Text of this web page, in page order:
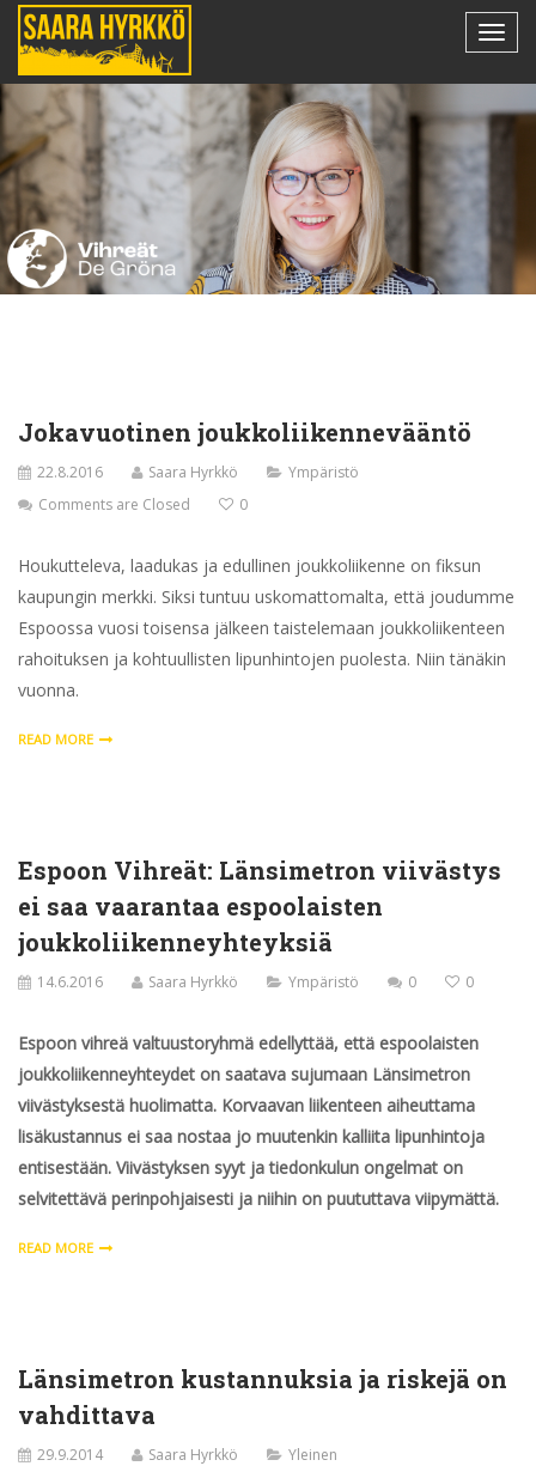
Jokavuotinen joukkoliikennevääntö
22.8.2016 Saara Hyrkkö
Ympäristö
Comments are Closed
0
Houkutteleva, laadukas ja edullinen joukkoliikenne on fiksun
kaupungin merkki. Siksi tuntuu uskomattomalta, että joudumme
Espoossa vuosi toisensa jälkeen taistelemaan joukkoliikenteen
rahoituksen ja kohtuullisten lipunhintojen puolesta. Niin tänäkin
vuonna.
READ MORE
Espoon Vihreät: Länsimetron viivästys
ei saa vaarantaa espoolaisten
joukkoliikenneyhteyksiä
14.6.2016 Saara Hyrkkö Ympäristö 0 0
Espoon vihreä valtuustoryhmä edellyttää, että espoolaisten
joukkoliikenneyhteydet on saatava sujumaan Länsimetron
viivästyksestä huolimatta. Korvaavan liikenteen aiheuttama
lisäkustannus ei saa nostaa jo muutenkin kalliita lipunhintoja
entisestään. Viivästyksen syyt ja tiedonkulun ongelmat on
selvitettävä perinpohjaisesti ja niihin on puututtava viipymättä.
READ MORE
Länsimetron kustannuksia ja riskejä on
vahdittava
29.9.2014 Saara Hyrkkö
Yleinen